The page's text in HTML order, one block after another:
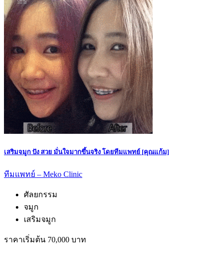
เสริมจมูก ปัง สวย มั่นใจมากขึ้นจริง โดยทีมแพทย์ [คุณแก้ม]
ทีมแพทย์ – Meko Clinic
ศัลยกรรม
จมูก
เสริมจมูก
ราคาเริ่มต้น 70,000 บาท